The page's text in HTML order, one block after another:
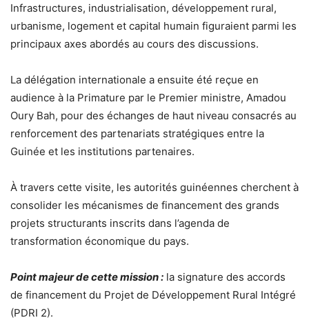
Infrastructures, industrialisation, développement rural,
urbanisme, logement et capital humain figuraient parmi les
principaux axes abordés au cours des discussions.
La délégation internationale a ensuite été reçue en
audience à la Primature par le Premier ministre, Amadou
Oury Bah, pour des échanges de haut niveau consacrés au
renforcement des partenariats stratégiques entre la
Guinée et les institutions partenaires.
À travers cette visite, les autorités guinéennes cherchent à
consolider les mécanismes de financement des grands
projets structurants inscrits dans l’agenda de
transformation économique du pays.
Point majeur de cette mission : la signature des accords
de financement du Projet de Développement Rural Intégré
(PDRI 2).